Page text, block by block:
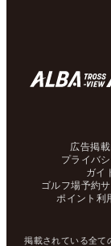
広告掲
プライバ
ガイ
ゴルフ場予約
ポイント利
掲載されている全て